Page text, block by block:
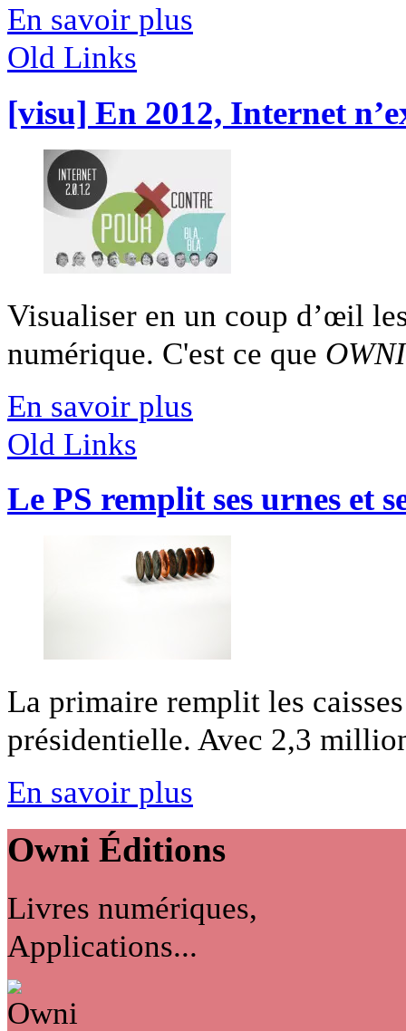
En savoir plus
Old Links
[visu] En 2012, Internet
Visualiser en un coup d’œil
numérique. C'est ce que OWNI
En savoir plus
Old Links
Le PS remplit ses urnes et
La primaire remplit les
présidentielle. Avec 2,3
En savoir plus
Owni Éditions
Livres numériques,
Applications...